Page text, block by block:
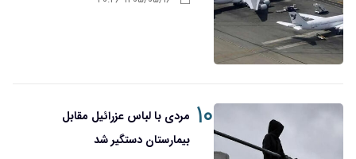
۱۰ مردی با لباس عزرائیل مقابل
بیمارستان دستگیر شد